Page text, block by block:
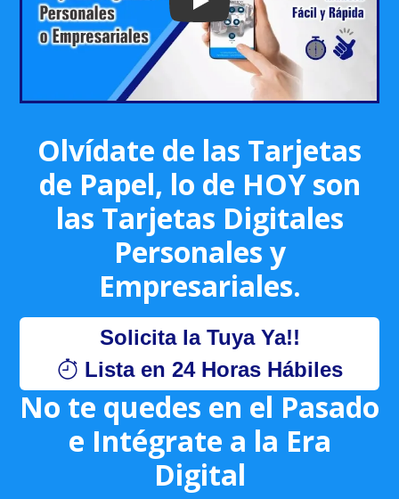
Play: Keynote (Google I/O '18)
Olvídate de las Tarjetas
de Papel, lo de HOY son
las Tarjetas Digitales
Personales y
Empresariales.
Solicita la Tuya Ya!!
Lista en 24 Horas Hábiles
No te quedes en el Pasado
e Intégrate a la Era
Digital